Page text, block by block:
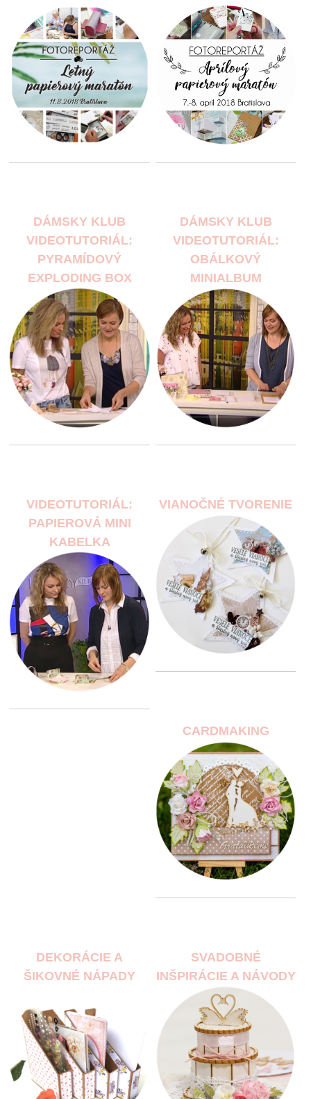
DÁMSKY KLUB
VIDEOTUTORIÁL:
PYRAMÍDOVÝ
EXPLODING BOX
DÁMSKY KLUB
VIDEOTUTORIÁL:
OBÁLKOVÝ
MINIALBUM
VIDEOTUTORIÁL:
PAPIEROVÁ MINI
KABELKA
VIANOČNÉ TVORENIE
CARDMAKING
DEKORÁCIE A
ŠIKOVNÉ NÁPADY
SVADOBNÉ
INŠPIRÁCIE A NÁVODY